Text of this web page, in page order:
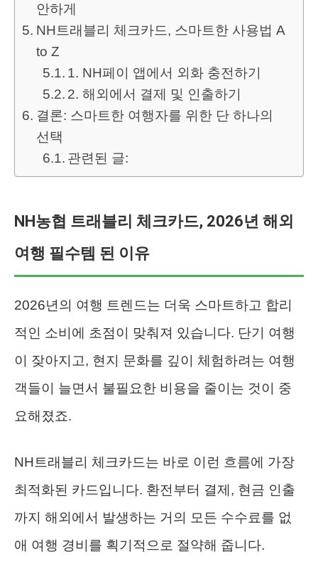
안하게
NH트래블리 체크카드, 스마트한 사용법 A
to Z
1. NH페이 앱에서 외화 충전하기
2. 해외에서 결제 및 인출하기
결론: 스마트한 여행자를 위한 단 하나의
선택
관련된 글:
NH농협 트래블리 체크카드, 2026년 해외
여행 필수템 된 이유
2026년의 여행 트렌드는 더욱 스마트하고 합리
적인 소비에 초점이 맞춰져 있습니다. 단기 여행
이 잦아지고, 현지 문화를 깊이 체험하려는 여행
객들이 늘면서 불필요한 비용을 줄이는 것이 중
요해졌죠.
NH트래블리 체크카드는 바로 이런 흐름에 가장
최적화된 카드입니다. 환전부터 결제, 현금 인출
까지 해외에서 발생하는 거의 모든 수수료를 없
애 여행 경비를 획기적으로 절약해 줍니다.